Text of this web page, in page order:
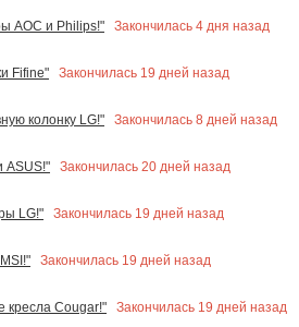
AOC и Philips!"
Закончилась 4 дня назад
Fifine"
Закончилась 19 дней назад
колонку LG!"
Закончилась 8 дней назад
ASUS!"
Закончилась 20 дней назад
LG!"
Закончилась 19 дней назад
Закончилась 19 дней назад
Cougar!"
Закончилась 19 дней назад